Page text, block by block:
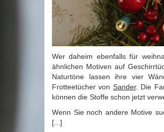
Wer daheim ebenfalls für
ähnlichen Motiven auf
Naturtöne lassen ihre vier
Frotteetücher von Sander. Die
können die Stoffe schon jetzt
Wenn Sie noch andere Motive
[...]